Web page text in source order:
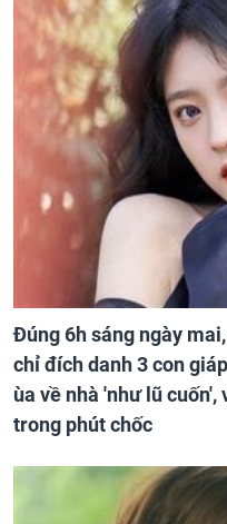
Đúng 6h sáng ngày
chỉ đích danh 3 con
ùa về nhà 'như lũ
trong phút chốc